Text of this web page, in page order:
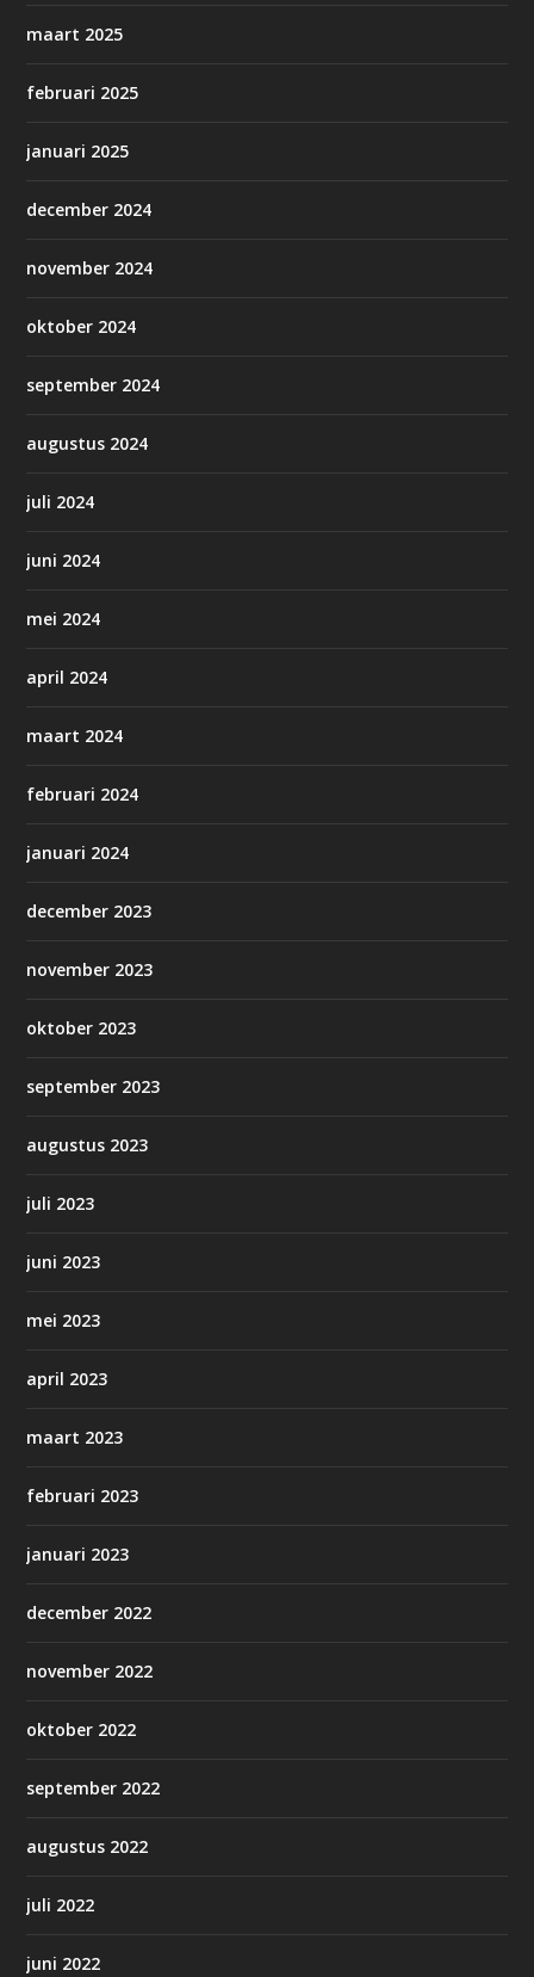
maart 2025
februari 2025
januari 2025
december 2024
november 2024
oktober 2024
september 2024
augustus 2024
juli 2024
juni 2024
mei 2024
april 2024
maart 2024
februari 2024
januari 2024
december 2023
november 2023
oktober 2023
september 2023
augustus 2023
juli 2023
juni 2023
mei 2023
april 2023
maart 2023
februari 2023
januari 2023
december 2022
november 2022
oktober 2022
september 2022
augustus 2022
juli 2022
juni 2022